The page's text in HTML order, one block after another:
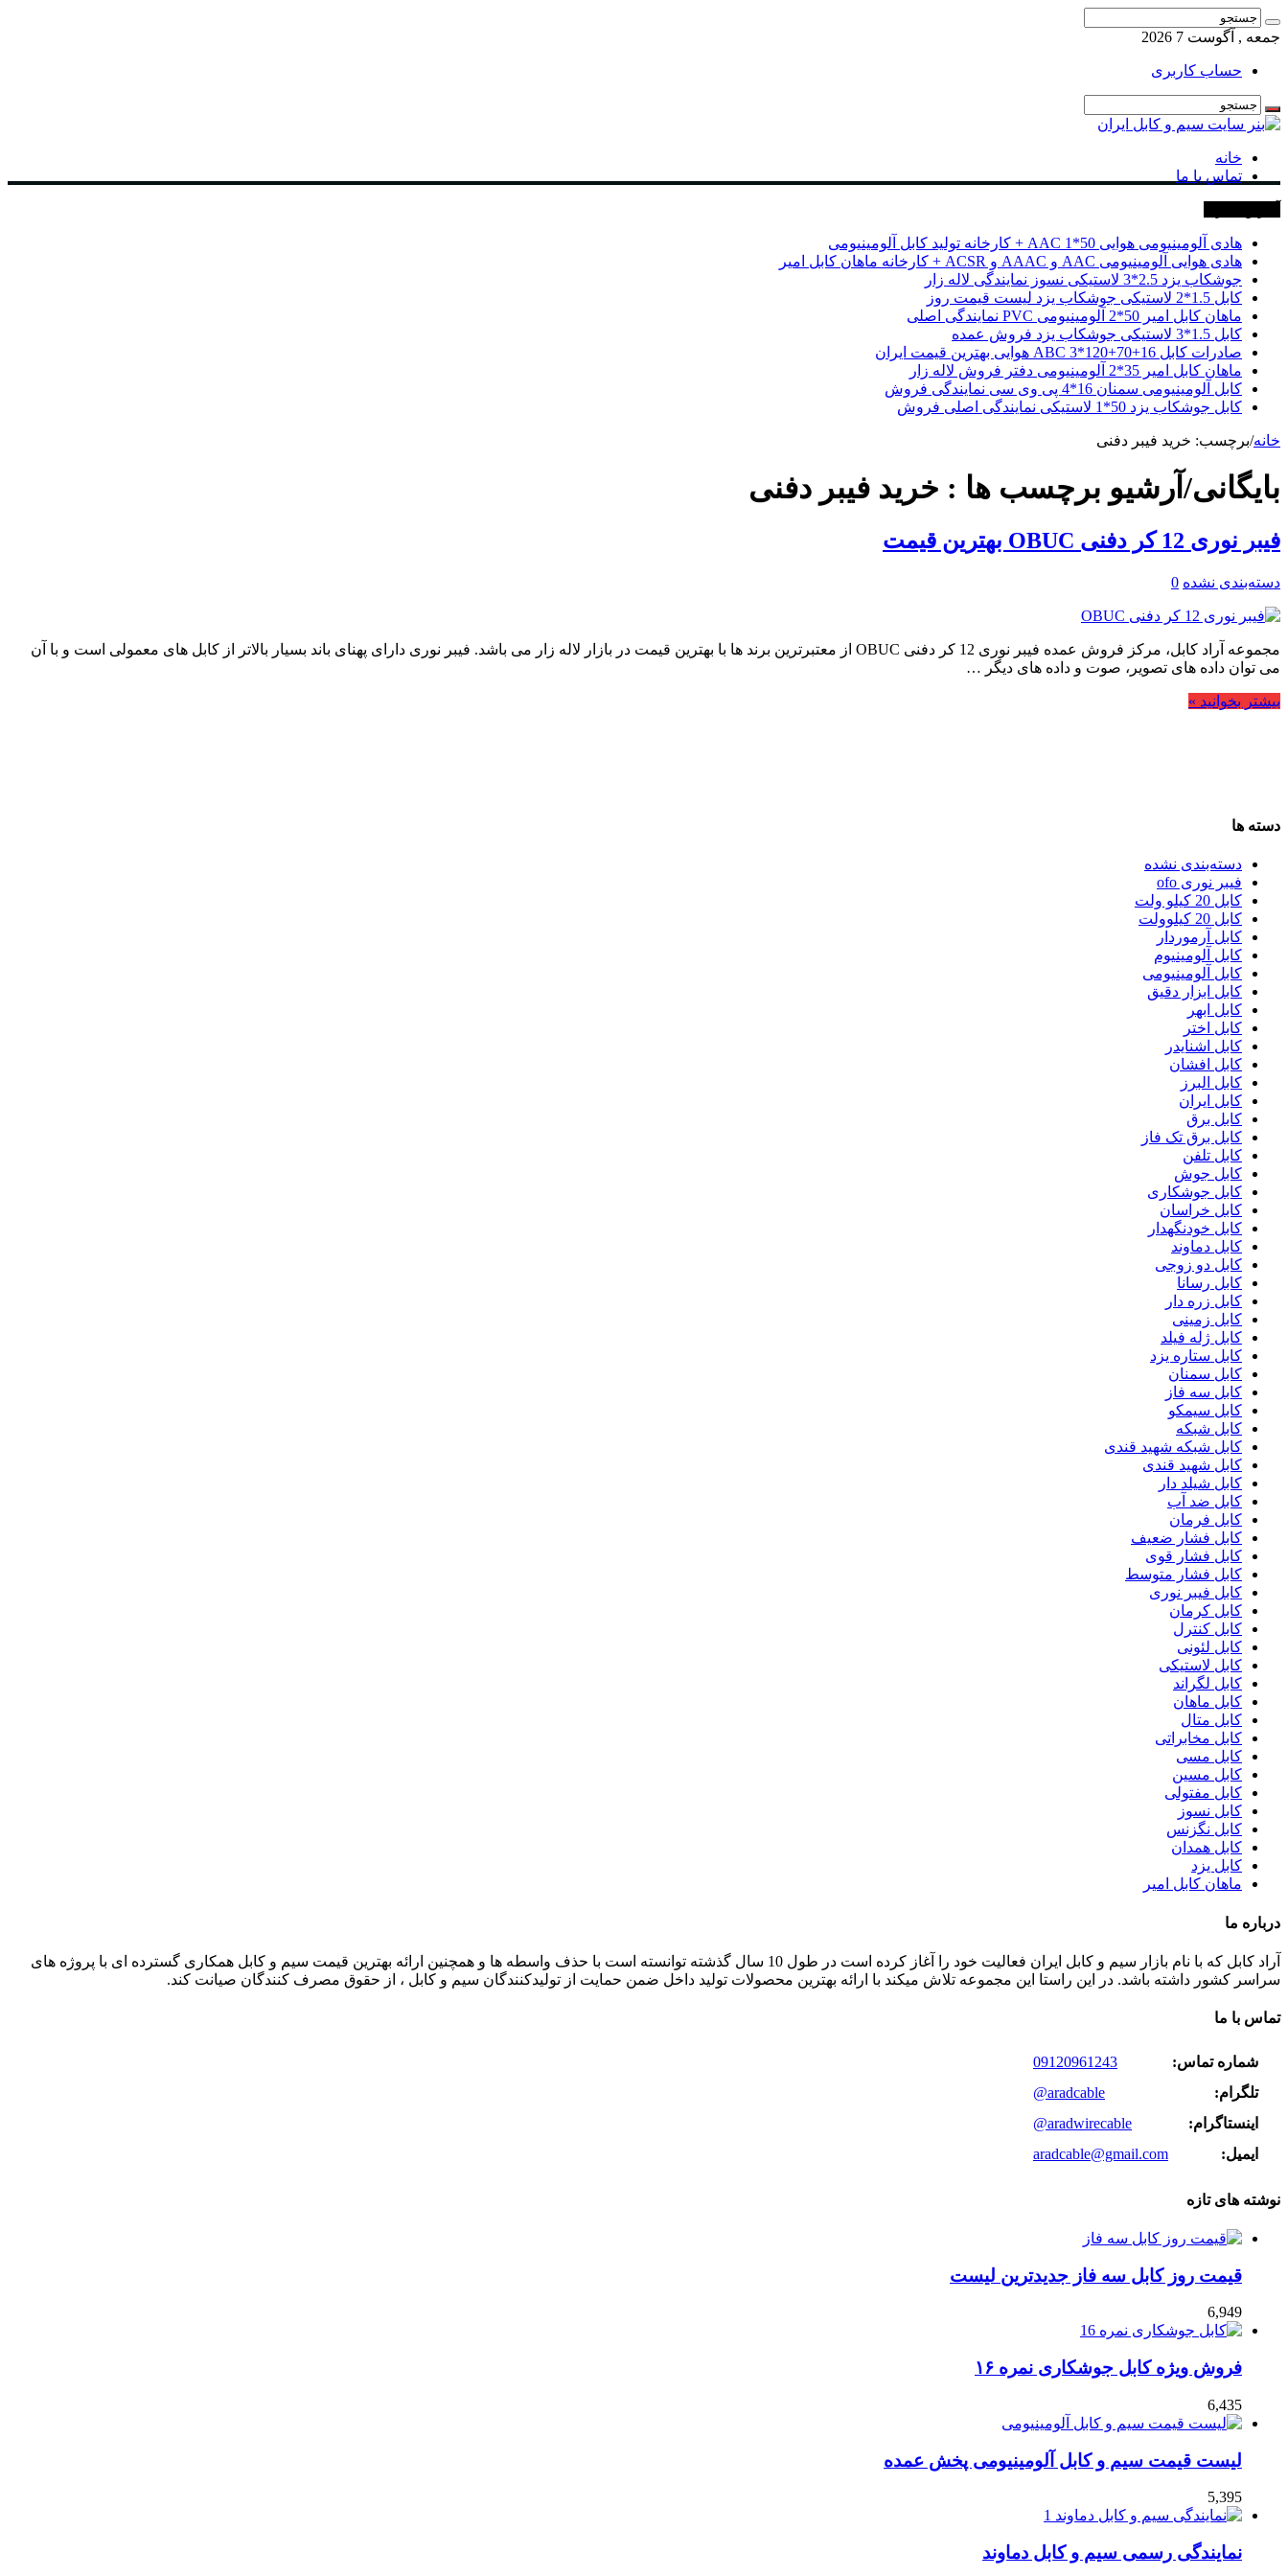
جمعه , آگوست 7 2026
حساب کاربری
خانه
تماس با ما
هادی آلومینیومی هوایی 50*1 AAC + کارخانه تولید کابل آلومینیومی
هادی هوایی آلومینیومی AAC و AAAC و ACSR + کارخانه ماهان کابل امیر
جوشکاب یزد 2.5*3 لاستیکی نسوز نمایندگی لاله زار
کابل 1.5*2 لاستیکی جوشکاب یزد لیست قیمت روز
ماهان کابل امیر 50*2 آلومینیومی PVC نمایندگی اصلی
کابل 1.5*3 لاستیکی جوشکاب یزد فروش عمده
صادرات کابل 16+70+120*3 ABC هوایی بهترین قیمت ایران
ماهان کابل امیر 35*2 آلومینیومی دفتر فروش لاله زار
کابل آلومینیومی سمنان 16*4 پی وی سی نمایندگی فروش
کابل جوشکاب یزد 50*1 لاستیکی نمایندگی اصلی فروش
خانه/برچسب: خرید فیبر دفنی
بایگانی/آرشیو برچسب ها : خرید فیبر دفنی
فیبر نوری 12 کر دفنی OBUC بهترین قیمت
دسته‌بندی نشده 0
مجموعه آراد کابل، مرکز فروش عمده فیبر نوری 12 کر دفنی OBUC از معتبرترین برند ها با بهترین قیمت در بازار لاله زار می باشد. فیبر نوری دارای پهنای باند بسیار بالاتر از کابل های معمولی است و با آن
می توان داده های تصویر، صوت و داده های دیگر …
بیشتر بخوانید »
دسته ها
دسته‌بندی نشده
فیبر نوری ofo
کابل 20 کیلو ولت
کابل 20 کیلوولت
کابل آرموردار
کابل آلومینیوم
کابل آلومینیومی
کابل ابزار دقیق
کابل ابهر
کابل اختر
کابل اشنایدر
کابل افشان
کابل البرز
کابل ایران
کابل برق
کابل برق تک فاز
کابل تلفن
کابل جوش
کابل جوشکاری
کابل خراسان
کابل خودنگهدار
کابل دماوند
کابل دو زوجی
کابل رسانا
کابل زره دار
کابل زمینی
کابل ژله فیلد
کابل ستاره یزد
کابل سمنان
کابل سه فاز
کابل سیمکو
کابل شبکه
کابل شبکه شهید قندی
کابل شهید قندی
کابل شیلد دار
کابل ضد آب
کابل فرمان
کابل فشار ضعیف
کابل فشار قوی
کابل فشار متوسط
کابل فیبر نوری
کابل کرمان
کابل کنترل
کابل لئونی
کابل لاستیکی
کابل لگراند
کابل ماهان
کابل متال
کابل مخابراتی
کابل مسی
کابل مسین
کابل مفتولی
کابل نسوز
کابل نگزنس
کابل همدان
کابل یزد
ماهان کابل امیر
درباره ما
آراد کابل که با نام بازار سیم و کابل ایران فعالیت خود را آغاز کرده است در طول 10 سال گذشته توانسته است با حذف واسطه ها و همچنین ارائه بهترین قیمت سیم و کابل همکاری گسترده ای با پروژه های
سراسر کشور داشته باشد. در این راستا این مجموعه تلاش میکند با ارائه بهترین محصولات تولید داخل ضمن حمایت از تولیدکنندگان سیم و کابل ، از حقوق مصرف کنندگان صیانت کند.
تماس با ما
شماره تماس:
09120961243
تلگرام:
@aradcable
اینستاگرام:
@aradwirecable
ایمیل:
aradcable@gmail.com
نوشته های تازه
قیمت روز کابل سه فاز جدیدترین لیست
6,949
فروش ویژه کابل جوشکاری نمره ۱۶
6,435
لیست قیمت سیم و کابل آلومینیومی پخش عمده
5,395
نمایندگی رسمی سیم و کابل دماوند